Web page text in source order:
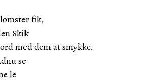
fik,
Skik
med dem at smykke.
se
le